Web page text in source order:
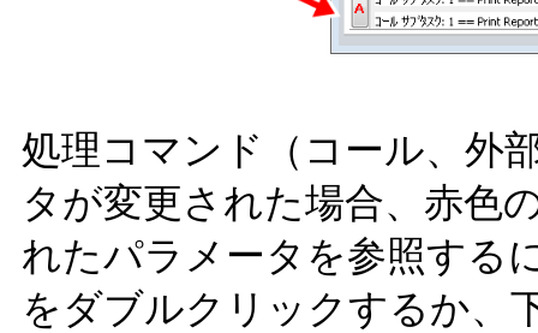
処理コマンド（コール、外
タが変更された場合、赤色
れたパラメータを参照する
をダブルクリックするか、